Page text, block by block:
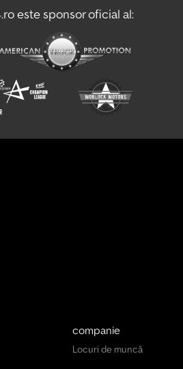
laterală din aluminiu, trapă pe
Ampatament: 2600 mm, carosare:
AK 16.T, cutie de viteze ZF 12 AS
2600+1350, cabină șofer M,
FĂRĂ GARANȚIE, modificări,
exceptate! Dksdpfx Aoy A Tckebfer
este sponsor oficial al:
companie
Locuri de muncă